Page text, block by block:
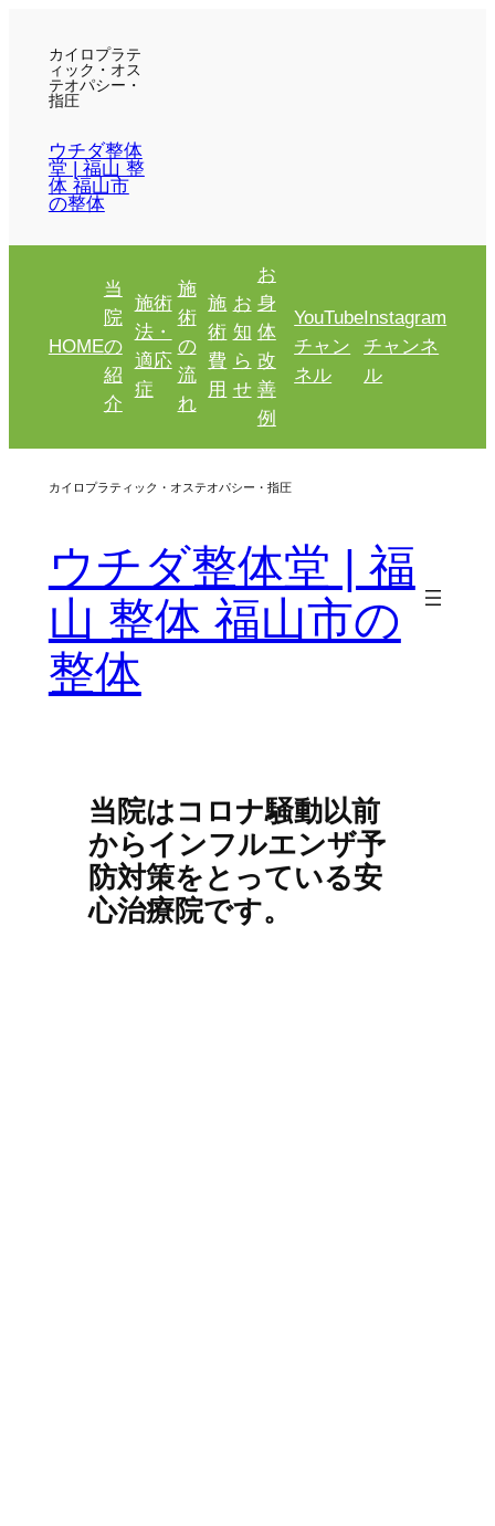
カイロプラテ
ィック・オス
テオパシー・
指圧
ウチダ整体
堂 | 福山 整
体 福山市
の整体
HOME
当
院
の
紹
介
施術
法・
適応
症
施
術
の
流
れ
施
術
費
用
お
知
ら
せ
お
身
体
改
善
例
YouTube
チャン
ネル
Instagram
チャンネ
ル
カイロプラティック・オステオパシー・指圧
ウチダ整体堂 | 福
山 整体 福山市の
整体
当院はコロナ騒動以前
からインフルエンザ予
防対策をとっている安
心治療院です。